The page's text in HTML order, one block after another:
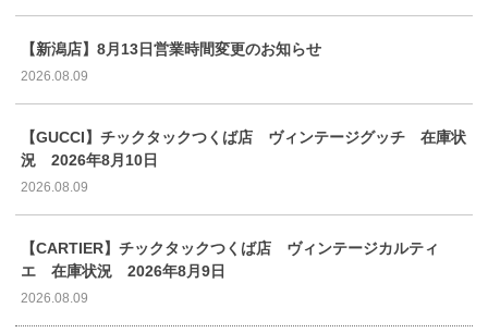
【新潟店】8月13日営業時間変更のお知らせ
2026.08.09
【GUCCI】チックタックつくば店 ヴィンテージグッチ 在庫状
況 2026年8月10日
2026.08.09
【CARTIER】チックタックつくば店 ヴィンテージカルティ
エ 在庫状況 2026年8月9日
2026.08.09